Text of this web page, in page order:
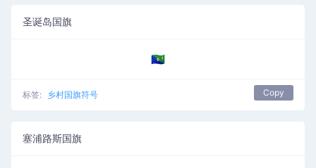
圣诞岛国旗
🇨🇽
标签: 乡村国旗符号 Copy
塞浦路斯国旗